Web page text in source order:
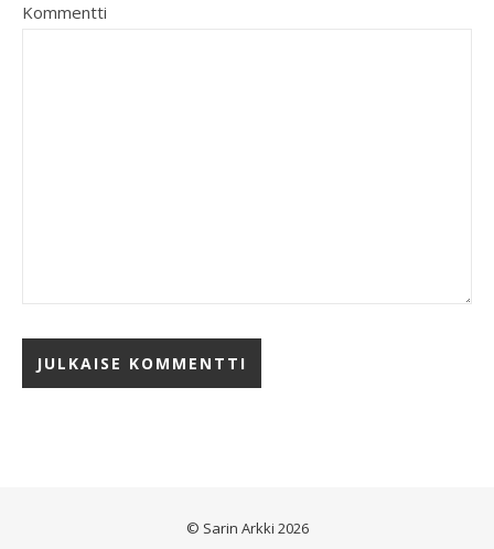
Kommentti
© Sarin Arkki 2026